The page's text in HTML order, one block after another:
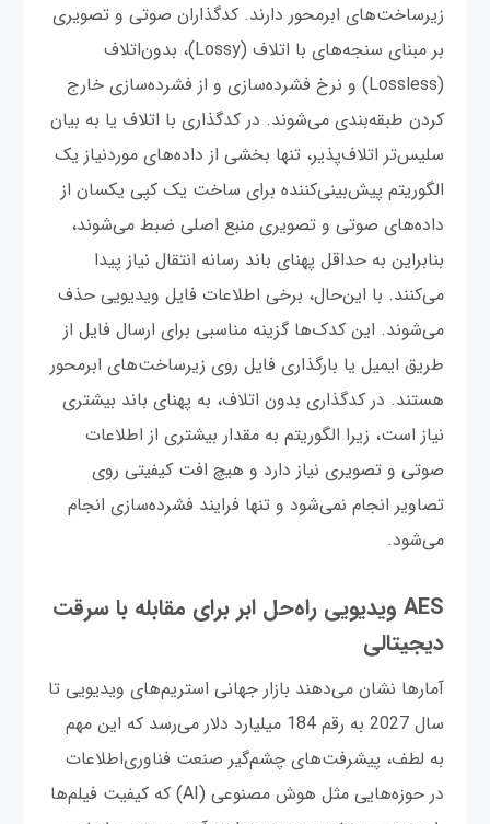
زیرساخت‌های ابرمحور دارند. کدگذاران صوتی و تصویری
بر مبنای سنجه‌های با اتلاف (Lossy)، بدون‌اتلاف
(Lossless) و نرخ فشرده‌سازی و از فشرده‌سازی خارج
کردن طبقه‌بندی می‌شوند. در کدگذاری با اتلاف یا به بیان
سلیس‌تر اتلاف‌پذیر، تنها بخشی از داده‌های موردنیاز یک
الگوریتم پیش‌بینی‌کننده برای ساخت یک کپی یکسان از
داده‌های صوتی و تصویری منبع اصلی ضبط می‌شوند،
بنابراین به حداقل پهنای باند رسانه انتقال نیاز پیدا
می‌کنند. با این‌حال، برخی اطلاعات فایل ویدیویی حذف
می‌شوند. این کدک‌ها گزینه مناسبی برای ارسال فایل از
طریق ایمیل یا بارگذاری فایل روی زیرساخت‌های ابرمحور
هستند. در کدگذاری بدون اتلاف، به پهنای باند بیشتری
نیاز است، زیرا الگوریتم به مقدار بیشتری از اطلاعات
صوتی و تصویری نیاز دارد و هیچ افت کیفیتی روی
تصاویر انجام نمی‌شود و تنها فرایند فشرده‌سازی انجام
می‌شود.
AES ویدیویی راه‌حل ابر برای مقابله با سرقت
دیجیتالی
آما‌رها نشان می‌دهند بازار جهانی استریم‌های ویدیویی تا
سال 2027 به رقم 184 میلیارد دلار می‌رسد که این مهم
به لطف، پیشرفت‌های چشم‌گیر صنعت فناوری‌اطلاعات
در حوزه‌هایی مثل هوش مصنوعی (AI) که کیفیت فیلم‌ها